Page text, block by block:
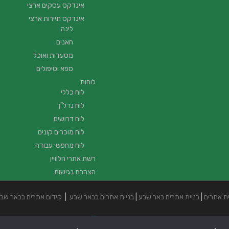
אינדקס עסקים ארצי
אינדקס תיירות ארצי
לינה
חאנים
מסעדות ואוכל
ספא וטיפולים
לוחות
לוח כללי
לוח נדל"ן
לוח דרושים
לוח מוכרים קונים
לוח מחפשי עבודה
רשת אתרי הלוויין
הצהרת נגישות
אתרים בניית אתרים באר שבע בניית אתרים בבאר שבע קידום אתרים בבאר